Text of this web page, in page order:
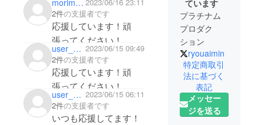
2件の支援者です
応援しています！頑
張ってください！
user_a488a1ae7c94 2023/06/15 09:49
2件の支援者です
応援しています！頑
張ってください！
user_2b871997eea4 2023/06/15 06:11
2件の支援者です
いつも応援してます！
ています
プラチナム
プロダク
ション
ryouaimin
特定商取引
法に基づく
表記
メッセー
ジを送る